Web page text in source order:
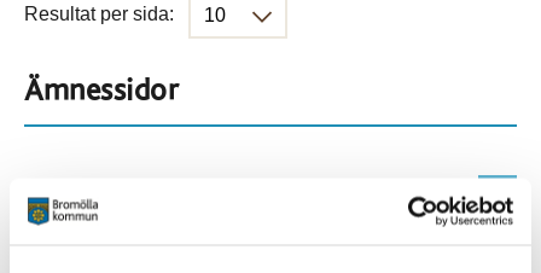
Resultat per sida:
Ämnessidor